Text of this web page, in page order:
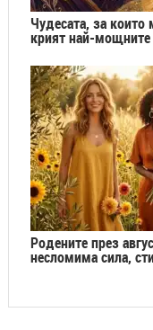
Чудесата, за които
крият най-мощните
Родените през
несломима сила,